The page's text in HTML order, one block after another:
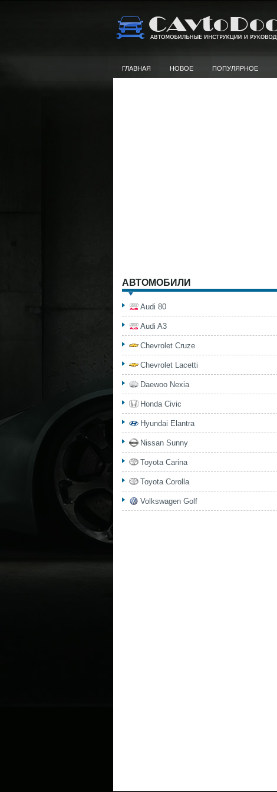
ГЛАВНАЯ НОВОЕ ПОПУЛЯРНОЕ
АВТОМОБИЛИ
Audi 80
Audi A3
Chevrolet Cruze
Chevrolet Lacetti
Daewoo Nexia
Honda Civic
Hyundai Elantra
Nissan Sunny
Toyota Carina
Toyota Corolla
Volkswagen Golf